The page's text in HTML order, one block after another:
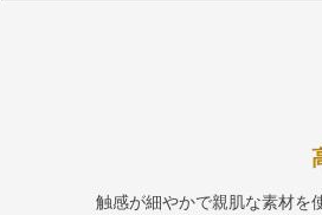
触感が細やかで親肌な素材を